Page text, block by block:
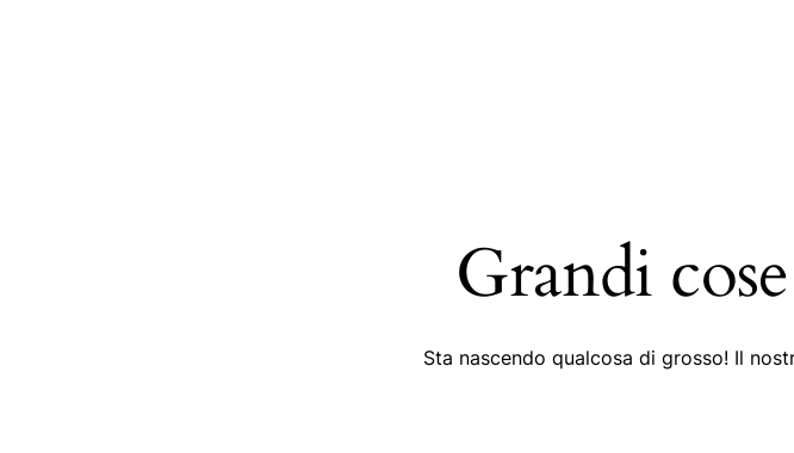
Grandi
Sta nascendo qualcosa di grosso! Il